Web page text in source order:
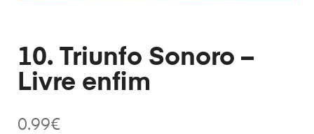
10. Triunfo Sonoro –
Livre enfim
0.99€